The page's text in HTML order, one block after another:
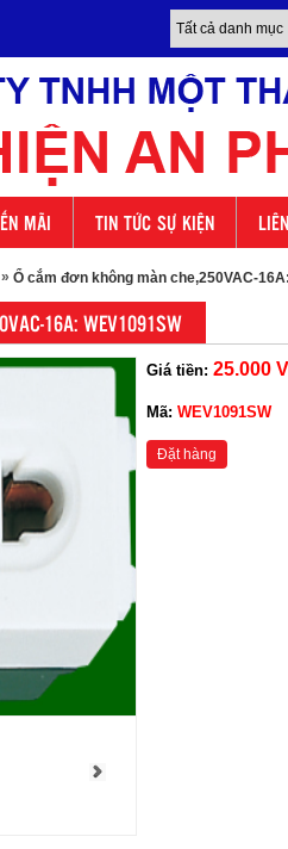
MÃI TIN TỨC SỰ KIỆN
» Ổ cắm đơn không màn che,250VAC-
16A: WEV1091SW
Giá tiền: 25.000
Mã: WEV1091SW
Đặt hàng